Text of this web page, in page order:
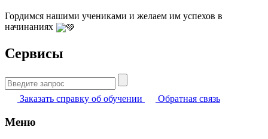
Гордимся нашими учениками и желаем им успехов в
начинаниях
Сервисы
Найти:
Заказать справку об обучении
Обратная связь
Меню